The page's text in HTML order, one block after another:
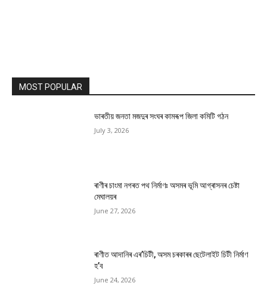
MOST POPULAR
ভাৰতীয় জনতা মজদুৰ সংঘৰ কামৰূপ জিলা কমিটি গঠন
July 3, 2026
ৰাণীৰ চাংমা নগৰত পথ নিৰ্মাণঃ অসমৰ ভূমি আগ্ৰাসনৰ চেষ্টা
মেঘালয়ৰ
June 27, 2026
ৰাণীত আদানিৰ এৰ’চিটী, অসম চৰকাৰৰ ছেটেলাইট চিটী নিৰ্মাণ
হ’ব
June 24, 2026